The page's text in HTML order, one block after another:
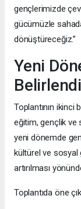
gençlerimizde
gücümüzle
dönüştüreceğiz.”
Yeni
Belirlendi
Toplantının
eğitim, gençlik ve
yeni dönemde
kültürel ve sosyal
artırılması
Toplantıda öne